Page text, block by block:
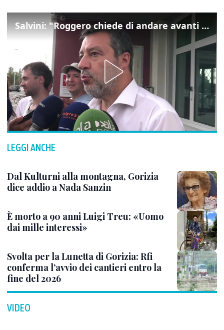
Salvini: "Roggero chiede di andare avanti su norma anti-risarcimenti"
LEGGI ANCHE
Dal Kulturni alla montagna, Gorizia
dice addio a Nada Sanzin
È morto a 90 anni Luigi Treu: «Uomo
dai mille interessi»
Svolta per la Lunetta di Gorizia: Rfi
conferma l’avvio dei cantieri entro la
fine del 2026
VIDEO